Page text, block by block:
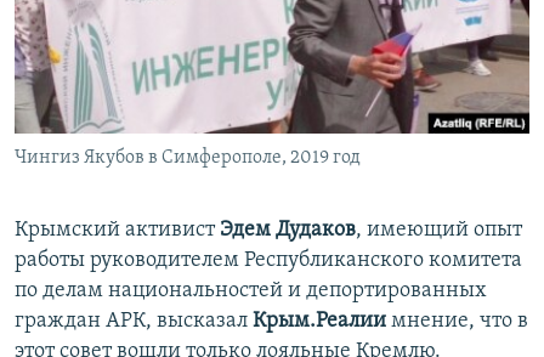
Чингиз Якубов в Симферополе, 2019 год
Крымский активист Эдем Дудаков, имеющий опыт
работы руководителем Республиканского комитета
по делам национальностей и депортированных
граждан АРК, высказал Крым.Реалии мнение, что в
этот совет вошли только лояльные Кремлю.